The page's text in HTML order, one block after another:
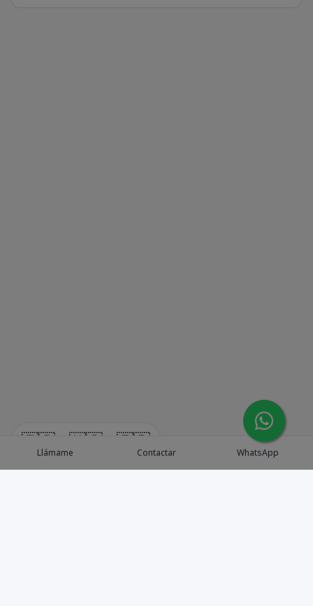
🇪🇸 🇺🇸 🇫🇷
Llámame Contactar WhatsApp